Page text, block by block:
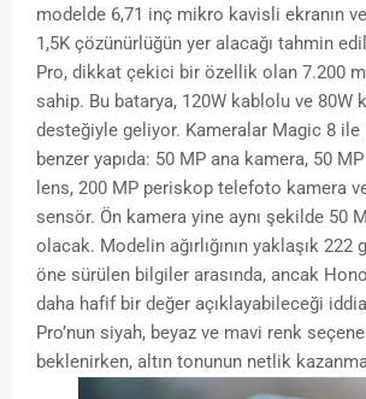
modelde 6,71 inç mikro kavisli ekranın
1,5K çözünürlüğün yer alacağı tahmin
Pro, dikkat çekici bir özellik olan 7.200
sahip. Bu batarya, 120W kablolu ve 80W
desteğiyle geliyor. Kameralar Magic 8 ile
benzer yapıda: 50 MP ana kamera, 50
lens, 200 MP periskop telefoto kamera
sensör. Ön kamera yine aynı şekilde 50
olacak. Modelin ağırlığının yaklaşık 222
öne sürülen bilgiler arasında, ancak
daha hafif bir değer açıklayabileceği
Pro’nun siyah, beyaz ve mavi renk
beklenirken, altın tonunun netlik